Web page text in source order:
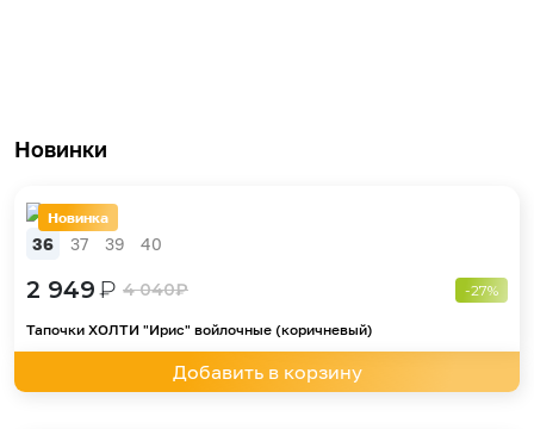
Новинки
Новинка
36 37 39 40
2 949₽ 4 040₽ -27%
Тапочки ХОЛТИ "Ирис" войлочные (коричневый)
Добавить в корзину